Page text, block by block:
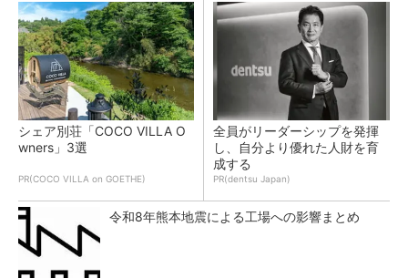
シェア別荘「COCO VILLA O
wners」3選
PR(COCO VILLA on GOETHE)
全員がリーダーシップを発揮
し、自分より優れた人財を育
成する
PR(dentsu Japan)
令和8年熊本地震による工場への影響まとめ